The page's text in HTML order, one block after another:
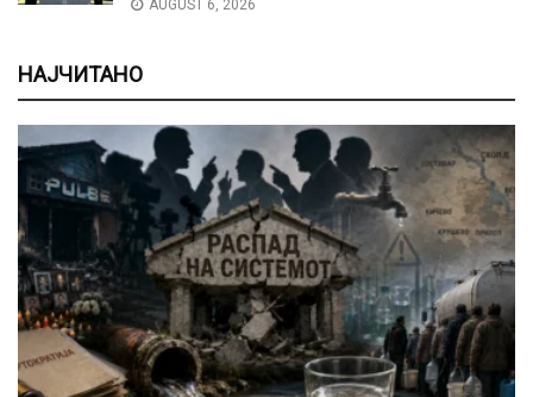
AUGUST 6, 2026
НАЈЧИТАНО